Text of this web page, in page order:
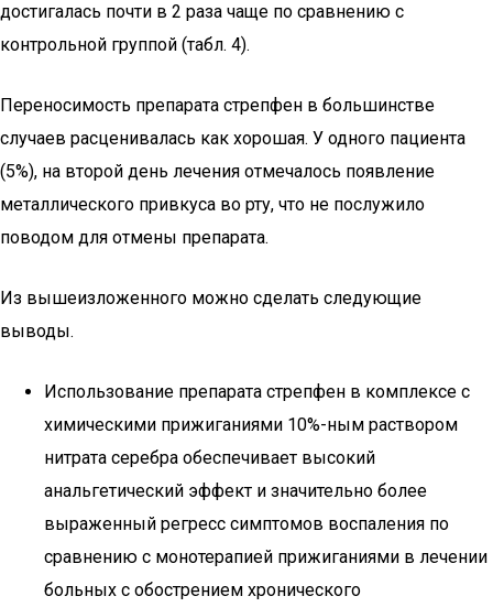
достигалась почти в 2 раза чаще по сравнению с
контрольной группой (табл. 4).
Переносимость препарата стрепфен в большинстве
случаев расценивалась как хорошая. У одного пациента
(5%), на второй день лечения отмечалось появление
металлического привкуса во рту, что не послужило
поводом для отмены препарата.
Из вышеизложенного можно сделать следующие
выводы.
Использование препарата стрепфен в комплексе с
химическими прижиганиями 10%-ным раствором
нитрата серебра обеспечивает высокий
анальгетический эффект и значительно более
выраженный регресс симптомов воспаления по
сравнению с монотерапией прижиганиями в лечении
больных с обострением хронического